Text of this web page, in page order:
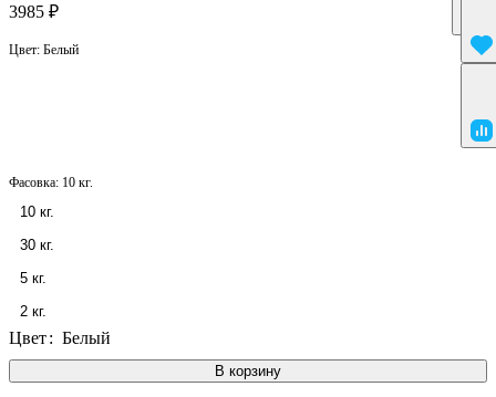
В корзину
3985 ₽
Цвет: Белый
Фасовка: 10 кг.
10 кг.
30 кг.
5 кг.
2 кг.
Цвет: Белый